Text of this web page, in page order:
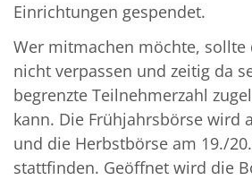
Einrichtungen gespendet.
Wer mitmachen möchte, sollte
nicht verpassen und zeitig da
begrenzte Teilnehmerzahl
kann. Die Frühjahrsbörse wird
und die Herbstbörse am 19./
stattfinden. Geöffnet wird die